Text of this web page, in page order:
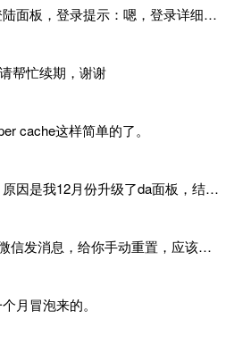
站长，许久没有登陆面板，登录提示：嗯，登录详细信息似乎不正确。请重试。 网站还可以正常使用。如果是密码问题请帮忙重置一下密码。谢谢。订单号：97790，账号：aa20210950。 站长，提交了工单，你回复续期成功，不过我的问题是面部登陆信息有问题，一直是初始密码，现在无法登陆，有时间麻烦排查一下。
帮忙续期，谢谢
cache这样简单的了。
是的证书过期了，原因是我12月份升级了da面板，结果后台证书就不更新了，目前还在排查问题。切换PHP版本现在没有了，因为DA新版不支持。
可以给我QQ或者微信发消息，给你手动重置，应该是服务器插件有问题了，这个wp的主题太老了，导致现在好多的问题，网站的签到功能也是因为这个原因导致的。
月冒泡来的。